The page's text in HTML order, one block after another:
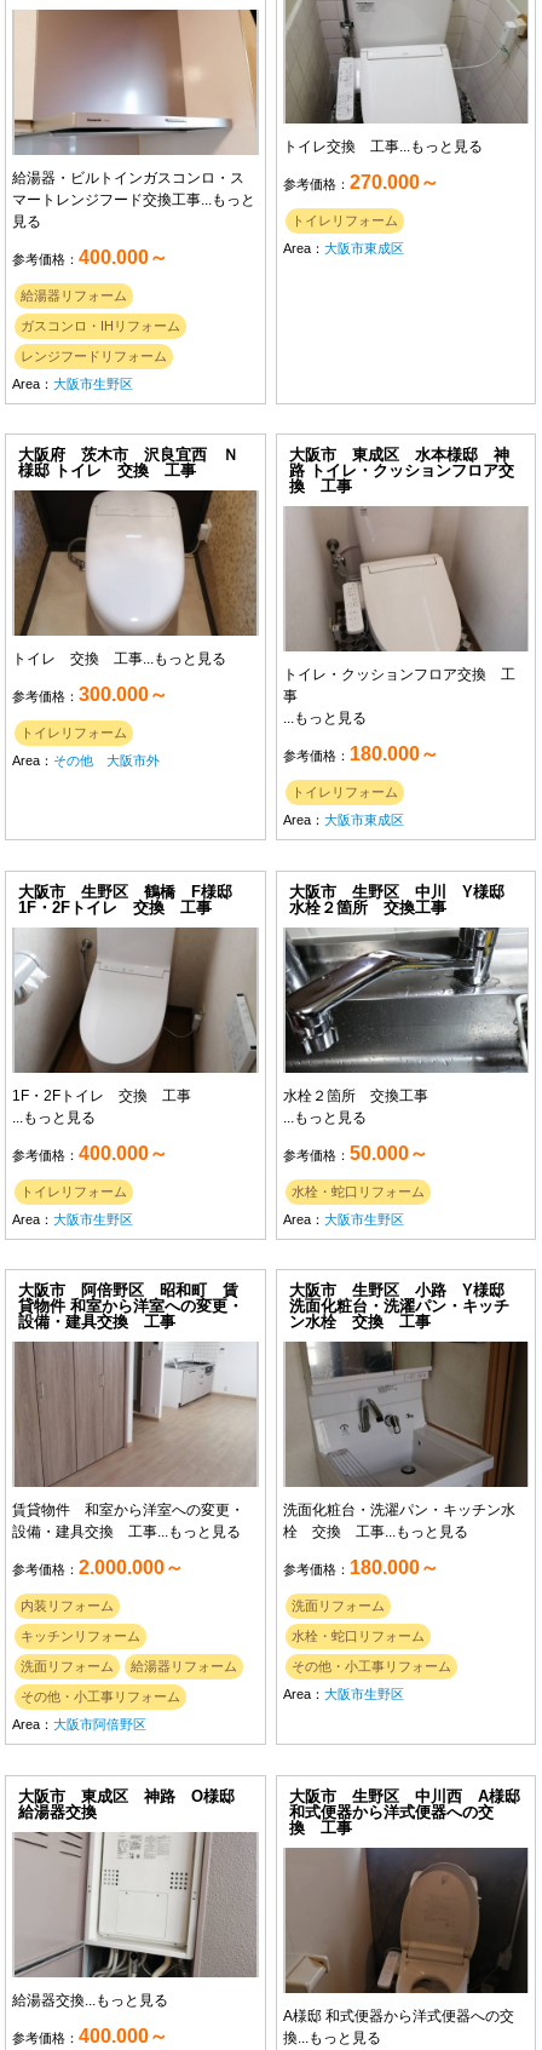
給湯器・ビルトインガスコンロ・ス
マートレンジフード交換工事...もっと
見る
参考価格：400.000～
給湯器リフォーム
ガスコンロ・IHリフォーム
レンジフードリフォーム
Area：大阪市生野区
トイレ交換 工事...もっと見る
参考価格：270.000～
トイレリフォーム
Area：大阪市東成区
大阪府 茨木市 沢良宜西 Ｎ
様邸 トイレ 交換 工事
トイレ 交換 工事...もっと見る
参考価格：300.000～
トイレリフォーム
Area： その他 大阪市外
大阪市 東成区 水本様邸 神
路 トイレ・クッションフロア交
換 工事
トイレ・クッションフロア交換 工
事
...もっと見る
参考価格： 180.000～
トイレリフォーム
Area：大阪市東成区
大阪市 生野区 鶴橋 F様邸
1F・2Fトイレ 交換 工事
1F・2Fトイレ 交換 工事
...もっと見る
参考価格：400.000～
トイレリフォーム
Area：大阪市生野区
大阪市 生野区 中川 Y様邸
水栓２箇所 交換工事
水栓２箇所 交換工事
...もっと見る
参考価格：50.000～
水栓・蛇口リフォーム
Area：大阪市生野区
大阪市 阿倍野区 昭和町 賃
貸物件 和室から洋室への変更・
設備・建具交換 工事
賃貸物件 和室から洋室への変更・
設備・建具交換 工事...もっと見る
参考価格：2.000.000～
内装リフォーム
キッチンリフォーム
洗面リフォーム 給湯器リフォーム
その他・小工事リフォーム
Area：大阪市阿倍野区
大阪市 生野区 小路 Y様邸
洗面化粧台・洗濯パン・キッチ
ン水栓 交換 工事
洗面化粧台・洗濯パン・キッチン水
栓 交換 工事...もっと見る
参考価格： 180.000～
洗面リフォーム
水栓・蛇口リフォーム
その他・小工事リフォーム
Area：大阪市生野区
大阪市 東成区 神路 O様邸
給湯器交換
給湯器交換... もっと見る
参考価格：400.000～
大阪市 生野区 中川西 A様邸
和式便器から洋式便器への交
換 工事
A様邸 和式便器から洋式便器への交
換...
もっと見る